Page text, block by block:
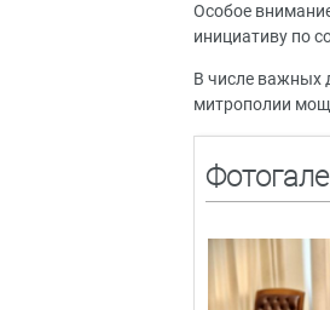
Особое
инициативу по
В числе важных
митрополии